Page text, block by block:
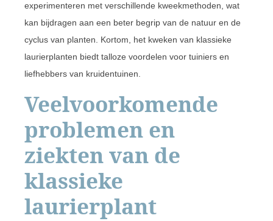
experimenteren met verschillende kweekmethoden, wat
kan bijdragen aan een beter begrip van de natuur en de
cyclus van planten. Kortom, het kweken van klassieke
laurierplanten biedt talloze voordelen voor tuiniers en
liefhebbers van kruidentuinen.
Veelvoorkomende
problemen en
ziekten van de
klassieke
laurierplant